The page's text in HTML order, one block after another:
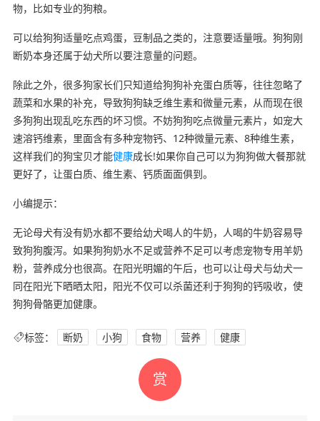
物，比如专业的狗粮。
可以给狗狗适量吃点鸡蛋，豆制品之类的，注意要适量哦。狗狗刚
断奶本身还属于幼犬所以要注意量的问题。
除此之外，很多狗家长们只知道给狗狗补充蛋白质等，往往忽略了
蔬菜和水果的补充，导致狗狗缺乏维生素和微量元素，从而现在很
多狗狗出现乱吃东西的坏习惯。不妨狗狗吃点微量元素片，如宠大
速溶钙维素，里面含有多种宠物钙、12种微量元素、8种维生素，
这样我们的狗宝贝才能健康成长!如果你自己可以为狗狗做大餐那就
更好了，让蛋白质、维生素、钙质面面俱到。
小编提示：
无论母犬有没有奶水都不要给幼犬喝人的牛奶，人喝的牛奶容易导
致狗狗腹泻。如果狗狗奶水不足或营养不足可以考虑宠物专用羊奶
粉，营养成分也很高。在阳光明媚的午后，也可以让母犬与幼犬一
同在阳光下晒晒太阳，阳光不仅可以杀菌还利于狗狗的钙吸收，使
狗狗骨骼更加健康。
标签： 断奶 小狗 食物 营养 健康
赏